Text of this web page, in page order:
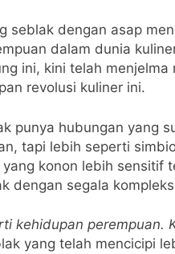
seblak dengan asap
dalam dunia
ini, kini telah
revolusi kuliner ini.
punya hubungan yang
tapi lebih seperti
konon lebih sensitif
dengan segala
kehidupan perempuan.
yang telah mencicipi